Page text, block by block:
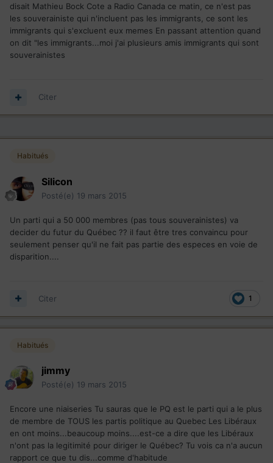
disait Mathieu Bock Cote a Radio Canada ce matin, ce n'est pas
les souverainiste qui n'incluent pas les immigrants, ce sont les
immigrants qui s'excluent eux memes En passant attention quand
on dit "les immigrants...moi j'ai plusieurs amis immigrants qui sont
souverainistes
Citer
Habitués
Silicon
Posté(e) 19 mars 2015
Un parti qui a 50 000 membres (pas tous souverainistes) va
decider du futur du Québec ?? il faut être tres convaincu pour
seulement penser qu'il ne fait pas partie des especes en voie de
disparition....
1
Citer
Habitués
jimmy
Posté(e) 19 mars 2015
Encore une niaiseries Tu sauras que le PQ est le parti qui a le plus
de membre de TOUS les partis politique au Quebec Les Libéraux
en ont moins...beaucoup moins....est-ce a dire que les Libéraux
n'ont pas la legitimité pour diriger le Québec? Tu vois ca n'a aucun
rapport ce que tu dis...comme d'habitude